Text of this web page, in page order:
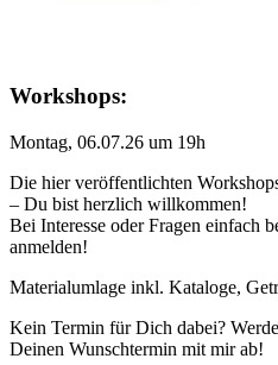
Workshops:
Montag, 06.07.26 um 19h
Die hier veröffentlichten
– Du bist herzlich willkommen!
Bei Interesse oder Fragen einfach
anmelden!
Materialumlage inkl. Kataloge,
Kein Termin für Dich dabei?
Deinen Wunschtermin mit mir ab!